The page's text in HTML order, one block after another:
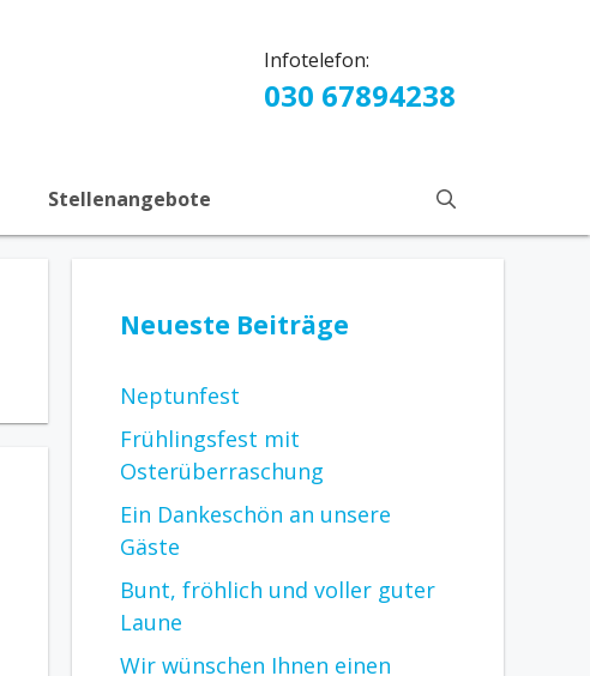
Infotelefon:
030 67894238
Stellenangebote
Neueste Beiträge
Neptunfest
Frühlingsfest mit
Osterüberraschung
Ein Dankeschön an unsere
Gäste
Bunt, fröhlich und voller guter
Laune
Wir wünschen Ihnen einen